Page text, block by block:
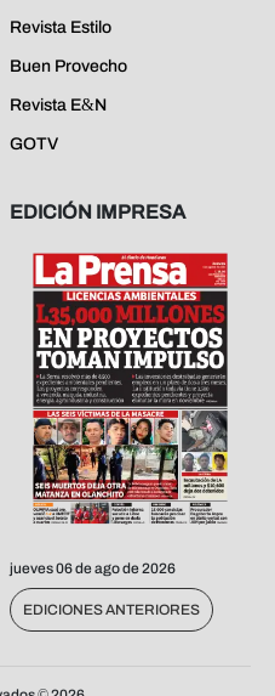
Revista Estilo
Buen Provecho
Revista E&N
GOTV
EDICIÓN IMPRESA
jueves 06 de ago de 2026
EDICIONES ANTERIORES